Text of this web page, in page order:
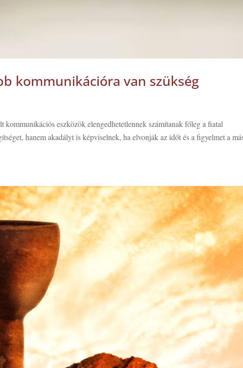
kommunikációra van szükség
kommunikációs eszközök elengedhetetlennek számítanak főleg a fiatal
hanem akadályt is képviselnek, ha elvonják az időt és a figyelmet a